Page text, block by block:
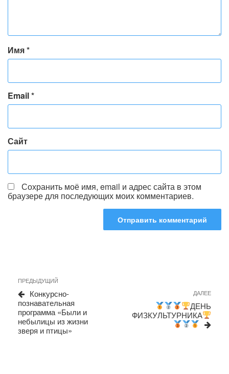
Имя*
Email*
Сайт
Сохранить моё имя, email и адрес сайта в этом
браузере для последующих моих комментариев.
Навигация
по
записям
Предыдущая
запись
ПРЕДЫДУЩИЙ
Конкурсно-
познавательная
программа «Были и
небылицы из жизни
зверя и птицы»
ДАЛЕЕ
ДЕНЬ
ФИЗКУЛЬТУРНИКА